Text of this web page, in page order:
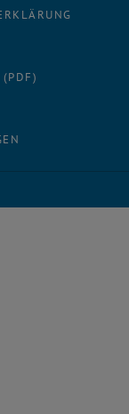
(PDF)